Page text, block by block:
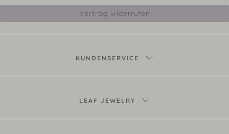
Vertrag widerrufen
KUNDENSERVICE
LEAF JEWELRY